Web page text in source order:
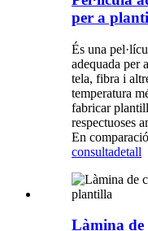
per a
És una
adequada per
tela, fibra i
temperatura
fabricar
respectuoses
En
consultadetall
Làmina de